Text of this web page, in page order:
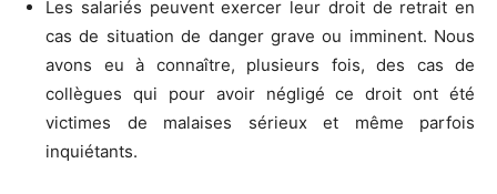
Les salariés peuvent exercer leur droit de retrait en
cas de situation de danger grave ou imminent. Nous
avons eu à connaître, plusieurs fois, des cas de
collègues qui pour avoir négligé ce droit ont été
victimes de malaises sérieux et même parfois
inquiétants.